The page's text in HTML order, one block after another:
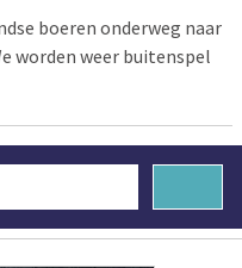
boeren onderweg naar
worden weer buitenspel